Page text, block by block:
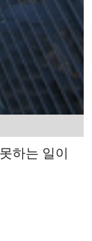
하는 일이